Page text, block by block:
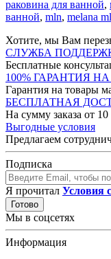
раковина для ванной,
ванной, mln, melana
Хотите, мы Вам
СЛУЖБА
Бесплатные
100% ГАРАНТИЯ
Гарантия на товары
БЕСПЛАТНАЯ
На сумму заказа от
Выгодные условия
Предлагаем
Подписка
Я прочитал Условия
Готово
Мы в соцсетях
Информация